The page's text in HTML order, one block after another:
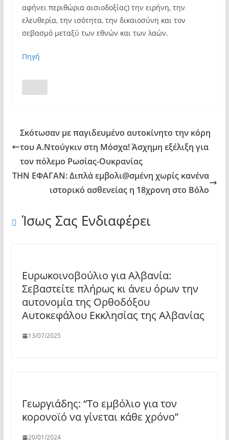
αφήνει περιθώρια αισιοδοξίας) την ειρήνη, την
ελευθερία, την ισότητα, την δικαιοσύνη και τον
σεβασμό μεταξύ των εθνών και των λαών.
Πηγή
Σκότωσαν με παγιδευμένο αυτοκίνητο την κόρη
του Α.Ντούγκιν στη Μόσχα! Άσχημη εξέλιξη για
τον πόλεμο Ρωσίας-Ουκρανίας
ΤΗΝ ΕΦΑΓΑΝ: Διπλά εμβολι@σμένη χωρίς κανένα
ιστορικό ασθενείας η 18χρονη στο Βόλο
Ίσως Σας Ενδιαφέρει
Ευρωκοινοβούλιο για Αλβανία:
Σεβαστείτε πλήρως κι άνευ όρων την
αυτονομία της Ορθοδόξου
Αυτοκεφάλου Εκκλησίας της Αλβανίας
13/07/2025
Γεωργιάδης: “Το εμβόλιο για τον
κορονοϊό να γίνεται κάθε χρόνο”
20/01/2024